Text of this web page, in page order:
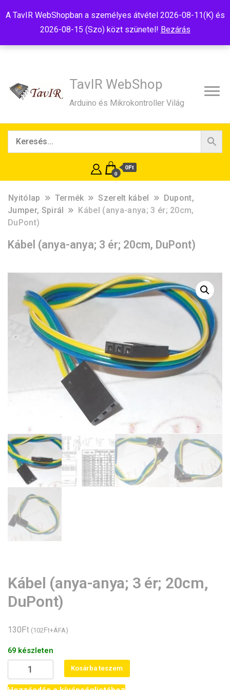
A TavIR WebShopban a személyes átvétel 2026-08-11(K) és
2026-08-15 (Szo) közt szünetel! Bezárás
TavIR WebShop
Arduino és Mikrokontroller Világ
0
0Ft
Nyitólap Termék Szerelt kábel
Dupont,
Jumper, Spirál
Kábel (anya-anya; 3 ér; 20cm,
DuPont)
Kábel (anya-anya; 3 ér; 20cm, DuPont)
Kábel (anya-anya; 3 ér; 20cm,
DuPont)
130Ft (102Ft+ÁFA)
69 készleten
(anya-
Kosárba teszem